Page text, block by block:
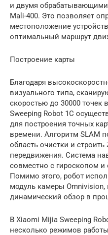
и двумя
Mali-400. Это позволяет
местоположение
оптимальный маршрут
Построение карты
Благодаря
визуального типа,
скоростью до 30000 точек
Sweeping Robot 1C
для построения точных
времени. Алгоритм SLAM
область очистки и
передвижения. Система
совместно с гироскопом
Помимо этого, робот
модуль камеры
динамический обзор в
В Xiaomi Mijia Sweeping
несколько режимов